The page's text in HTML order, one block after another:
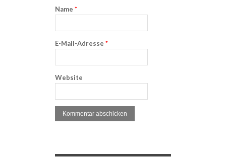
Name *
E-Mail-Adresse *
Website